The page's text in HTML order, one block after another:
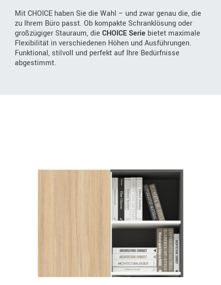
Mit CHOICE haben Sie die Wahl – und zwar genau die, die
zu Ihrem Büro passt. Ob kompakte Schranklösung oder
großzügiger Stauraum, die CHOICE Serie bietet maximale
Flexibilität in verschiedenen Höhen und Ausführungen.
Funktional, stilvoll und perfekt auf Ihre Bedürfnisse
abgestimmt.